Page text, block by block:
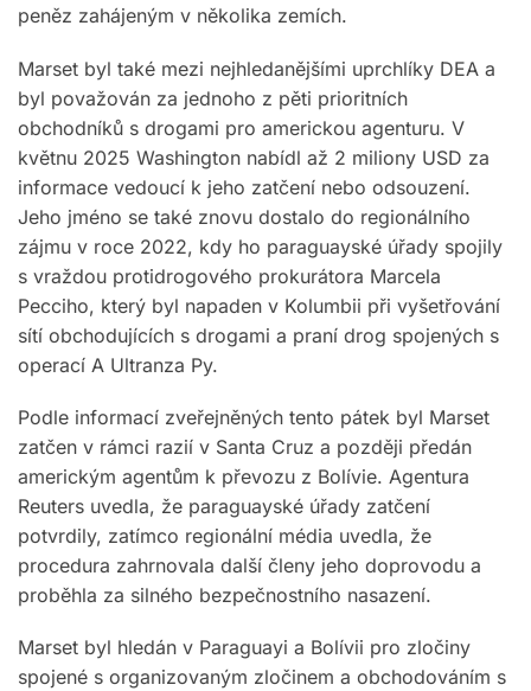
peněz zahájeným v několika zemích.
Marset byl také mezi nejhledanějšími uprchlíky DEA a
byl považován za jednoho z pěti prioritních
obchodníků s drogami pro americkou agenturu. V
květnu 2025 Washington nabídl až 2 miliony USD za
informace vedoucí k jeho zatčení nebo odsouzení.
Jeho jméno se také znovu dostalo do regionálního
zájmu v roce 2022, kdy ho paraguayské úřady spojily
s vraždou protidrogového prokurátora Marcela
Pecciho, který byl napaden v Kolumbii při vyšetřování
sítí obchodujících s drogami a praní drog spojených s
operací A Ultranza Py.
Podle informací zveřejněných tento pátek byl Marset
zatčen v rámci razií v Santa Cruz a později předán
americkým agentům k převozu z Bolívie. Agentura
Reuters uvedla, že paraguayské úřady zatčení
potvrdily, zatímco regionální média uvedla, že
procedura zahrnovala další členy jeho doprovodu a
proběhla za silného bezpečnostního nasazení.
Marset byl hledán v Paraguayi a Bolívii pro zločiny
spojené s organizovaným zločinem a obchodováním s